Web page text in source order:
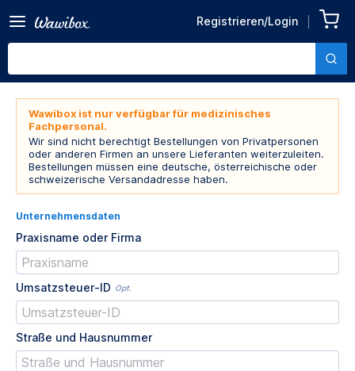
Registrieren/Login
Wawibox ist nur verfügbar für medizinisches
Fachpersonal.
Wir sind nicht berechtigt Bestellungen von Privatpersonen
oder anderen Firmen an unsere Lieferanten weiterzuleiten.
Bestellungen müssen eine deutsche, österreichische oder
schweizerische Versandadresse haben.
Unternehmensdaten
Praxisname oder Firma
Umsatzsteuer-ID Opt.
Straße und Hausnummer